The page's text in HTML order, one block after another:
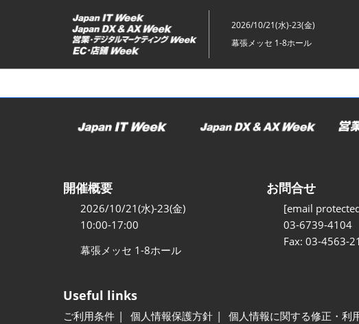
ッ
2026/10/21(水)-23(金)
幕張メッセ 1-8ホール
開催概要
2026/10/21(水)-23(金)
10:00-17:00
幕張メッセ 1-8ホール
お問合せ
[email
03-6739-4104
Fax: 03-4563-
Useful links
ご利用条件 個人情報保護方針 個人情報に関する修正・利